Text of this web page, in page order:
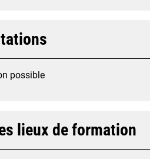
possible
lieux de formation